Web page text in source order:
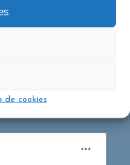
de cookies